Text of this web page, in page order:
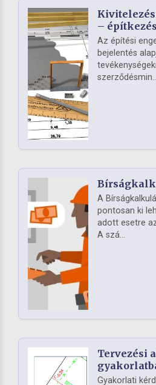
–
Az építési
bejelentés
A
pontosan ki
adott esetre
A szá...
Tervezési
Gyakorlati